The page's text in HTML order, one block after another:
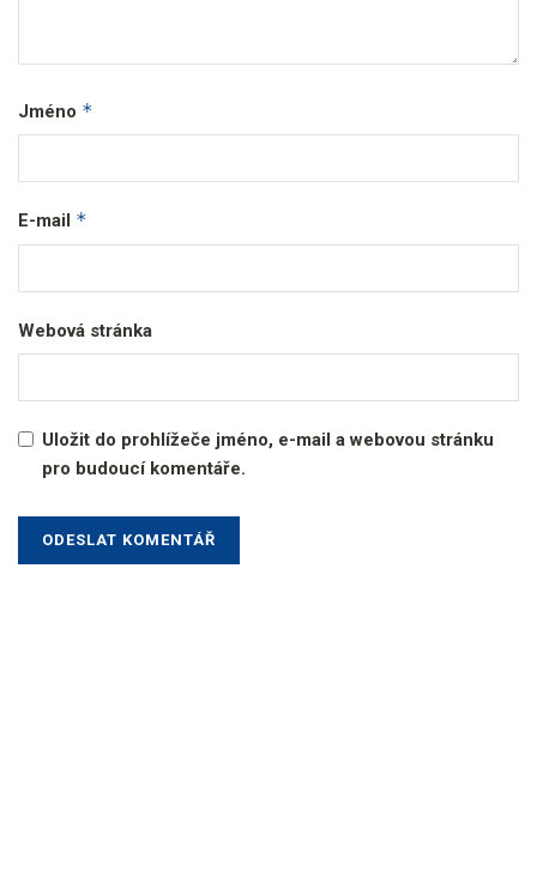
Jméno *
E-mail *
Webová stránka
Uložit do prohlížeče jméno, e-mail a webovou stránku
pro budoucí komentáře.